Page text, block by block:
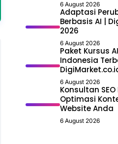
6 August 2026
Adaptasi
Berbasis AI |
2026
6 August 2026
Paket Kursus
Indonesia
6 August 2026
Konsultan
Optimasi
Website Anda
6 August 2026